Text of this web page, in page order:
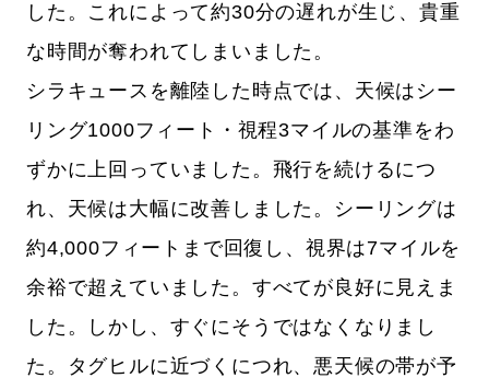
した。これによって約30分の遅れが生じ、貴重
な時間が奪われてしまいました。
シラキュースを離陸した時点では、天候はシー
リング1000フィート・視程3マイルの基準をわ
ずかに上回っていました。飛行を続けるにつ
れ、天候は大幅に改善しました。シーリングは
約4,000フィートまで回復し、視界は7マイルを
余裕で超えていました。すべてが良好に見えま
した。しかし、すぐにそうではなくなりまし
た。タグヒルに近づくにつれ、悪天候の帯が予